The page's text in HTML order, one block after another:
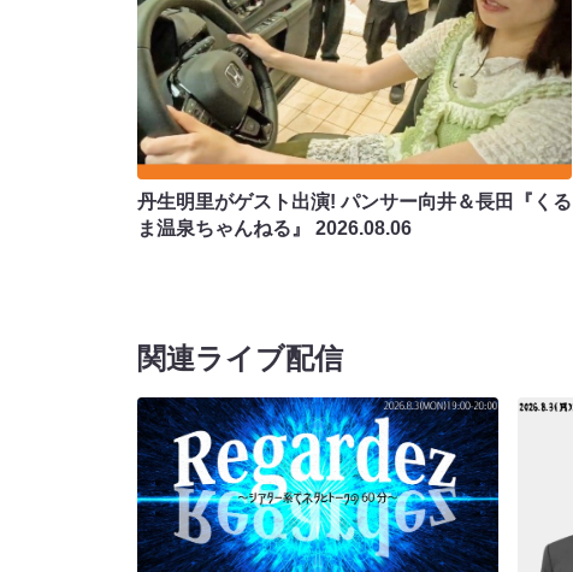
丹生明里がゲスト出演! パンサー向井＆長田『くる
ま温泉ちゃんねる』 2026.08.06
関連ライブ配信